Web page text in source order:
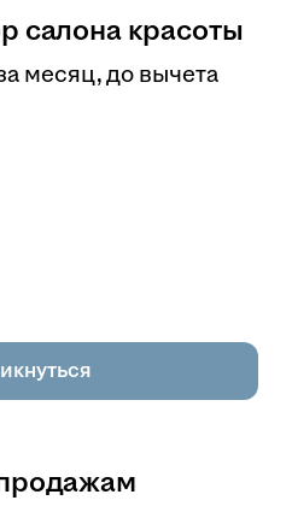
салона красоты
месяц,до вычета